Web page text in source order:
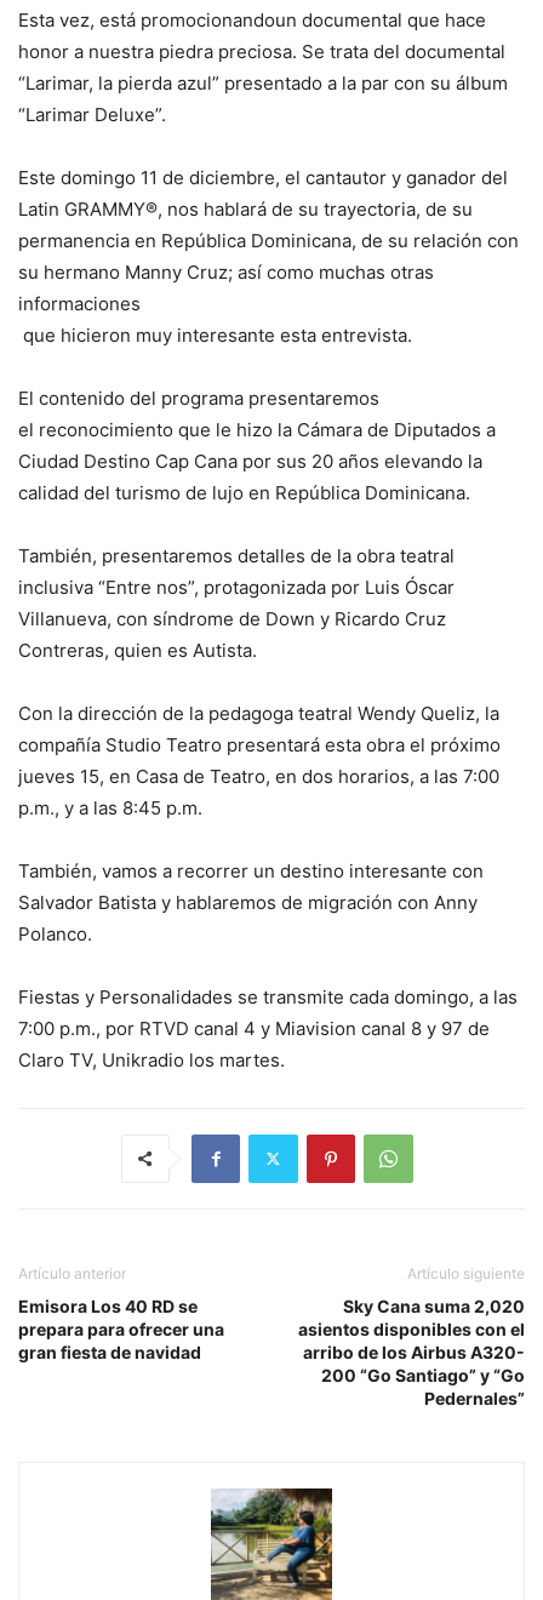
Esta vez, está promocionandoun documental que hace
honor a nuestra piedra preciosa. Se trata del documental
“Larimar, la pierda azul” presentado a la par con su álbum
“Larimar Deluxe”.
Este domingo 11 de diciembre, el cantautor y ganador del
Latin GRAMMY®, nos hablará de su trayectoria, de su
permanencia en República Dominicana, de su relación con
su hermano Manny Cruz; así como muchas otras
informaciones
que hicieron muy interesante esta entrevista.
El contenido del programa presentaremos
el reconocimiento que le hizo la Cámara de Diputados a
Ciudad Destino Cap Cana por sus 20 años elevando la
calidad del turismo de lujo en República Dominicana.
También, presentaremos detalles de la obra teatral
inclusiva “Entre nos”, protagonizada por Luis Óscar
Villanueva, con síndrome de Down y Ricardo Cruz
Contreras, quien es Autista.
Con la dirección de la pedagoga teatral Wendy Queliz, la
compañía Studio Teatro presentará esta obra el próximo
jueves 15, en Casa de Teatro, en dos horarios, a las 7:00
p.m., y a las 8:45 p.m.
También, vamos a recorrer un destino interesante con
Salvador Batista y hablaremos de migración con Anny
Polanco.
Fiestas y Personalidades se transmite cada domingo, a las
7:00 p.m., por RTVD canal 4 y Miavision canal 8 y 97 de
Claro TV, Unikradio los martes.
Artículo anterior
Emisora Los 40 RD se
prepara para ofrecer una
gran fiesta de navidad
Artículo siguiente
Sky Cana suma 2,020
asientos disponibles con el
arribo de los Airbus A320-
200 “Go Santiago” y “Go
Pedernales”